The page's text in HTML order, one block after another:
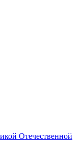
Отечественной